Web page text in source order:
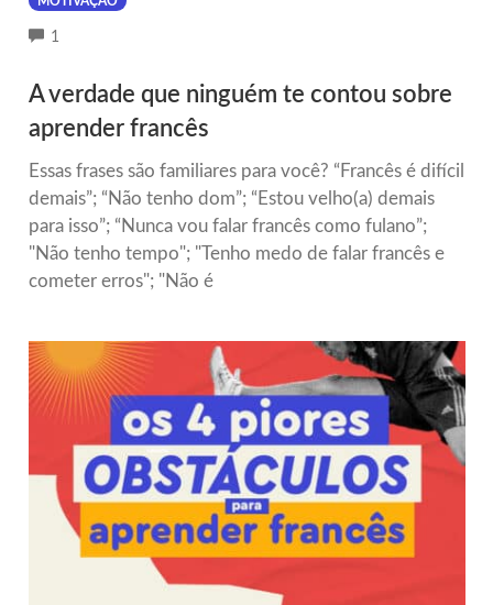
1
A verdade que ninguém te contou sobre
aprender francês
Essas frases são familiares para você? “Francês é difícil
demais”; “Não tenho dom”; “Estou velho(a) demais
para isso”; “Nunca vou falar francês como fulano”;
"Não tenho tempo"; "Tenho medo de falar francês e
cometer erros"; "Não é